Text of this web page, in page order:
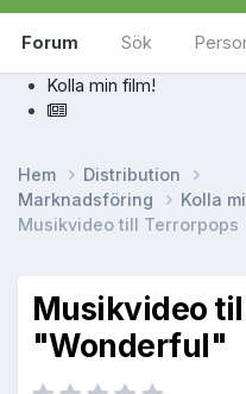
Forum Sök
Kolla min film!
Hem
Distribution
Marknadsföring
Kolla
Musikvideo
"Wonderful"